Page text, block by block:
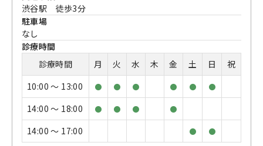
渋谷駅 徒歩3分
駐車場
なし
診療時間
診療時間
月 火 水 木 金 土 日
祝
10:00 〜 13:00
● ● ● ● ● ●
14:00 〜 18:00 ● ● ● ●
14:00 〜 17:00 ● ●